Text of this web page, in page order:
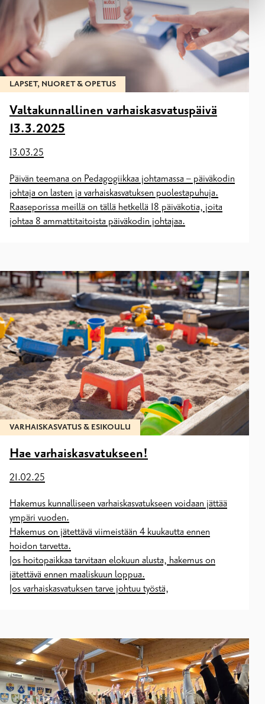
LAPSET, NUORET & OPETUS
Valtakunnallinen varhaiskasvatuspäivä
13.3.2025
13.03.25
Päivän teemana on Pedagogiikkaa johtamassa – päiväkodin
johtaja on lasten ja varhaiskasvatuksen puolestapuhuja.
Raaseporissa meillä on tällä hetkellä 18 päiväkotia, joita
johtaa 8 ammattitaitoista päiväkodin johtajaa.
VARHAISKASVATUS & ESIKOULU
Hae varhaiskasvatukseen!
21.02.25
Hakemus kunnalliseen varhaiskasvatukseen voidaan jättää
ympäri vuoden.
Hakemus on jätettävä viimeistään 4 kuukautta ennen
hoidon tarvetta.
Jos hoitopaikkaa tarvitaan elokuun alusta, hakemus on
jätettävä ennen maaliskuun loppua.
Jos varhaiskasvatuksen tarve johtuu työstä,